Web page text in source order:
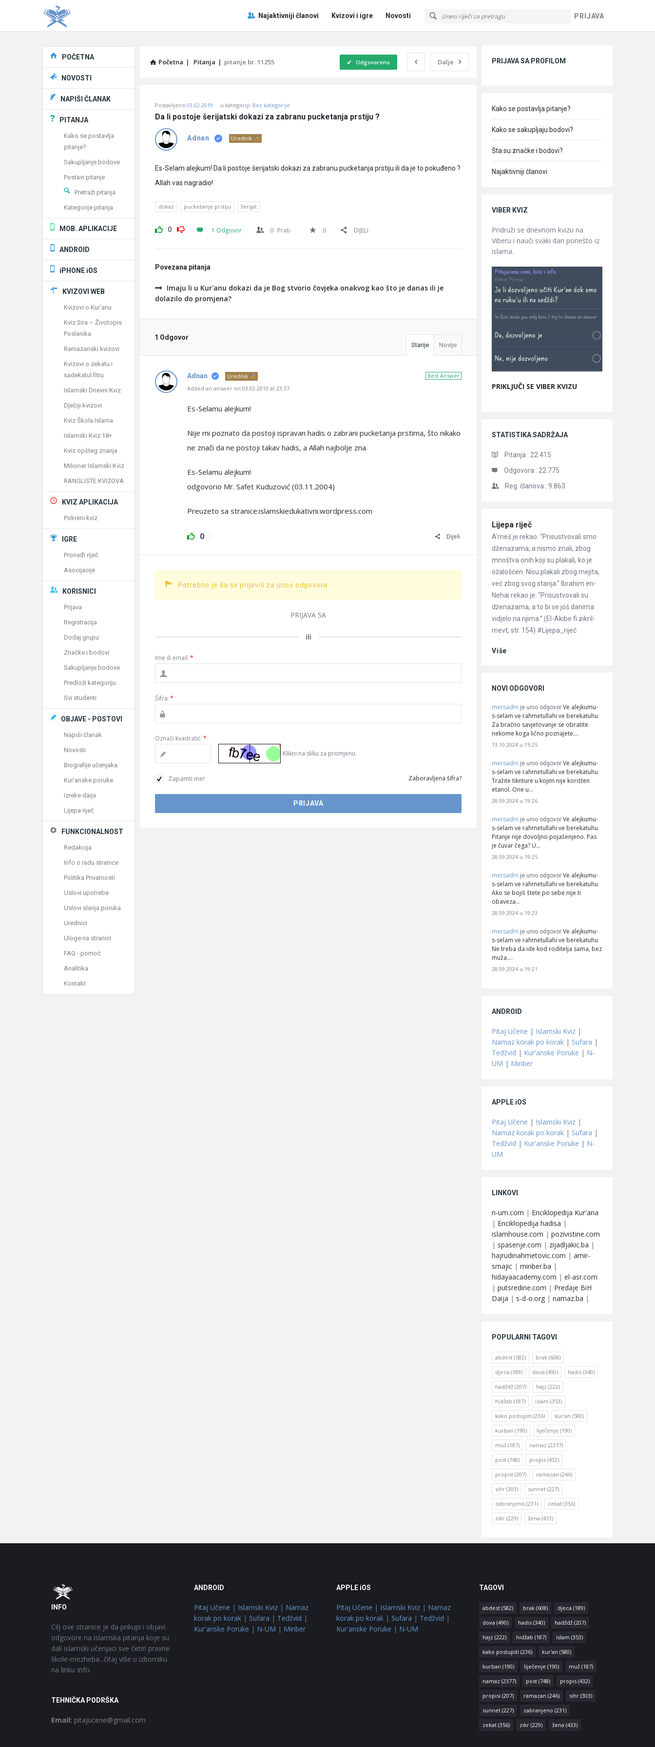
PRIJAVA
Pitaj
Učene
Navigacija
Najaktivniji članovi Kvizovi i igre Novosti
Početna | Pitanja | pitanje br. 11255 Dalje
Odgovoreno
Učene
Latest
Pitanja
Postavljeno 03.02.2019 u kategoriji: Bez kategorije
Da li postoje šerijatski dokazi za zabranu pucketanja prstiju ?
Adnan Urednik
Es-Selam alejkum! Da li postoje šerijatski dokazi za zabranu pucketanja prstiju ili da je to pokuđeno ?
Allah vas nagradio!
dokaz pucketanje prstiju šerijat
0 1 Odgovor 0 Prati 0 DIJELI
Povezana pitanja
Imaju li u Kur'anu dokazi da je Bog stvorio čovjeka onakvog kao što je danas ili je
dolazilo do promjena?
1 Odgovor
Starije Novije
Best Answer
Adnan
Urednik
Added an answer on 03.02.2019 at 23:37
Es-Selamu alejkum!
Nije mi poznato da postoji ispravan hadis o zabrani pucketanja prstima, što nikako
ne znači da ne postoji takav hadis, a Allah najbolje zna.
Es-Selamu alejkum!
odgovorio Mr. Safet Kuduzović (03.11.2004)
Preuzeto sa stranice:islamskiedukativni.wordpress.com
0 Dijeli
Potrebno je da se prijaviš za unos odgovora.
PRIJAVA SA
ili
Ime ili email *
Šifra *
Označi kvadratić *
Klikni na sliku za promjenu.
Zapamti me! Zaboravljena šifra?
PRIJAVA SA PROFILOM
Kako se postavlja pitanje?
Kako se sakupljaju bodovi?
Šta su značke i bodovi?
Najaktivniji članovi
VIBER KVIZ
Pridruži se dnevnom kvizu na
Viberu i nauči svaki dan ponešto iz
islama.
PRIKLJUČI SE VIBER KVIZU
STATISTIKA SADRŽAJA
Pitanja : 22.415
Odgovora : 22.775
Reg. članova : 9.863
Članci
Lijepa riječ
A’meš je rekao: “Prisustvovali smo
dženazama, a nismo znali, zbog
mnoštva onih koji su plakali, ko je
ožalošćen. Nisu plakali zbog mejita,
već zbog svog stanja.” Ibrahim en-
Nehai rekao je: “Prisustvovali su
dženazama, a to bi se još danima
vidjelo na njima.” (El-Akibe fi zikril-
mevt, str. 154) #Lijepa_riječ
Više
NOVI ODGOVORI
mersadm je unio odgovor Ve alejkumu-
s-selam ve rahmetullahi ve berekatuhu
Za bračno savjetovanje se obratite
nekome koga lično poznajete.…
13.10.2024 u 15:25
mersadm je unio odgovor Ve alejkumu-
s-selam ve rahmetullahi ve berekatuhu
Tražite tiknture u kojim nije korišten
etanol. One u…
28.09.2024 u 19:26
mersadm je unio odgovor Ve alejkumu-
s-selam ve rahmetullahi ve berekatuhu
Pitanje nije dovoljno pojašenjeno. Pas
je čuvar čega? U…
28.09.2024 u 19:25
mersadm je unio odgovor Ve alejkumu-
s-selam ve rahmetullahi ve berekatuhu
Ako se bojiš štete po sebe nije ti
obaveza…
28.09.2024 u 19:23
mersadm je unio odgovor Ve alejkumu-
s-selam ve rahmetullahi ve berekatuhu
Ne treba da ide kod roditelja sama, bez
muža.…
28.09.2024 u 19:21
ANDROID
Pitaj Učene | Islamski Kviz |
Namaz korak po korak | Sufara |
Tedžvid | Kur'anske Poruke | N-
UM | Minber
APPLE iOS
Pitaj Učene | Islamski Kviz |
Namaz korak po korak | Sufara |
Tedžvid | Kur'anske Poruke | N-
UM
LINKOVI
n-um.com | Enciklopedija Kur'ana
| Enciklopedija hadisa |
islamhouse.com | pozivistine.com
| spasenje.com | zijadljakic.ba |
hajrudinahmetovic.com | amir-
smajic | minber.ba |
hidayaacademy.com | el-asr.com
| putsredine.com | Predaje BiH
Daija | s-d-o.org | namaz.ba |
POPULARNI TAGOVI
abdest (582) brak (608)
djeca (189) dova (490) hadis (340)
hadždž (207) hajz (222)
hidžab (187) islam (353)
kako postupiti (236) kur'an (580)
kurban (190) liječenje (190)
muž (187) namaz (2377)
post (748) propis (432)
propisi (207) ramazan (246)
sihr (303) sunnet (227)
zabranjeno (231) zekat (356)
zikr (229) žena (433)
Explore
POČETNA
NOVOSTI
NAPIŠI ČLANAK
PITANJA
Kako se postavlja
pitanje?
Sakupljanje bodove
Postavi pitanje
Pretraži pitanja
Kategorije pitanja
MOB. APLIKACIJE
ANDROID
iPHONE iOS
KVIZOVI WEB
Kvizovi o Kur'anu
Kviz Sira – Životopis
Poslanika
Ramazanski kvizovi
Kvizovi o zekatu i
sadekatul fitru
Islamski Dnevni Kviz
Dječiji kvizovi
Kviz Škola Islama
Islamski Kviz 18+
Kviz opšteg znanja
Milioner Islamski Kviz
RANGLISTE KVIZOVA
KVIZ APLIKACIJA
Pokreni kviz
IGRE
Pronađi riječ
Asocijacije
KORISNICI
Prijava
Registracija
Dodaj grupu
Značke i bodovi
Sakupljanje bodove
Predloži kategoriju
Svi studenti
OBJAVE - POSTOVI
Napiši članak
Novosti
Biografije učenjaka
Kur'anske poruke
Izreke daija
Lijepa riječ
FUNKCIONALNOST
Redakcija
Info o radu stranice
Politika Privatnosti
Uslovi upotrebe
Uslovi slanja poruka
Urednici
Uloge na stranici
FAQ - pomoć
Analitika
Kontakt
Footer
INFO
Cilj ove stranice je da prikupi i objavi
odgovore na islamska pitanja koje su
dali islamski učenjaci sve četiri pravne
škole-mezheba...čitaj više u izborniku
na linku Info.
TEHNIČKA PODRŠKA
Email: pitajucene@gmail.com
ANDROID
Pitaj Učene | Islamski Kviz| Namaz
korak po korak| Sufara | Tedžvid |
Kur'anske Poruke | N-UM | Minber
APPLE iOS
Pitaj Učene | Islamski Kviz | Namaz
korak po korak | Sufara | Tedžvid |
Kur'anske Poruke | N-UM
TAGOVI
abdest(582) brak(608) djeca (189)
dova (490) hadis(340) hadždž(207)
hajz (222) hidžab (187) islam (353)
kako postupiti (236) kur'an (580)
kurban (190) liječenje (190) muž(187)
namaz (2377) post(748) propis(432)
propisi (207) ramazan (246) sihr(303)
sunnet(227) zabranjeno (231)
zekat(356) zikr(229) žena (433)